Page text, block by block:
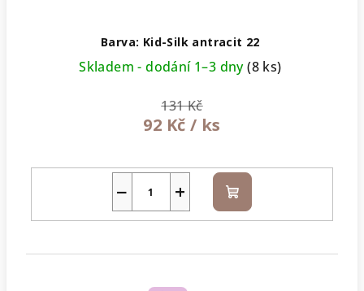
Barva: Kid-Silk antracit 22
Skladem - dodání 1–3 dny(8 ks)
131 Kč
92 Kč / ks
+
− Do
košíku